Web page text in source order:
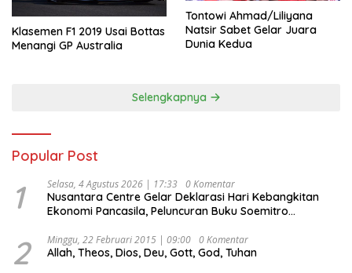
Klasemen F1 2019 Usai Bottas
Menangi GP Australia
Tontowi Ahmad/Liliyana
Natsir Sabet Gelar Juara
Dunia Kedua
Selengkapnya
Popular Post
1 Selasa, 4 Agustus 2026 | 17:33 0 Komentar
Nusantara Centre Gelar Deklarasi Hari Kebangkitan
Ekonomi Pancasila, Peluncuran Buku Soemitro
Ekonomi Politik Indonesia) & Simposium Nasional
“Urgensi Undang-Undang Perekonomian Nasional dan
2 Minggu, 22 Februari 2015 | 09:00 0 Komentar
Allah, Theos, Dios, Deu, Gott, God, Tuhan